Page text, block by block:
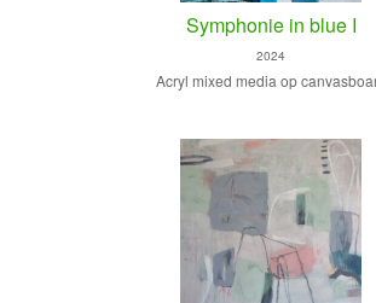
Symphonie in blue I
2024
Acryl mixed media op